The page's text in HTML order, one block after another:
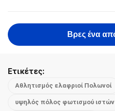
Βρες ένα
Ετικέτες:
Αθλητισμός ελαφριοί Πολωνοί
υψηλός πόλος φωτισμού ιστών